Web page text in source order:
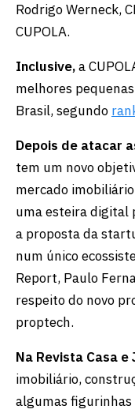
Rodrigo Werneck,
CUPOLA.
Inclusive,a
melhores
Brasil, segundo
Depois de atacar
tem um novo
mercado
uma esteira digital
a proposta da
num único
Report, Paulo
respeito do novo
proptech.
Na Revista Casa e
imobiliário,
algumas figurinhas